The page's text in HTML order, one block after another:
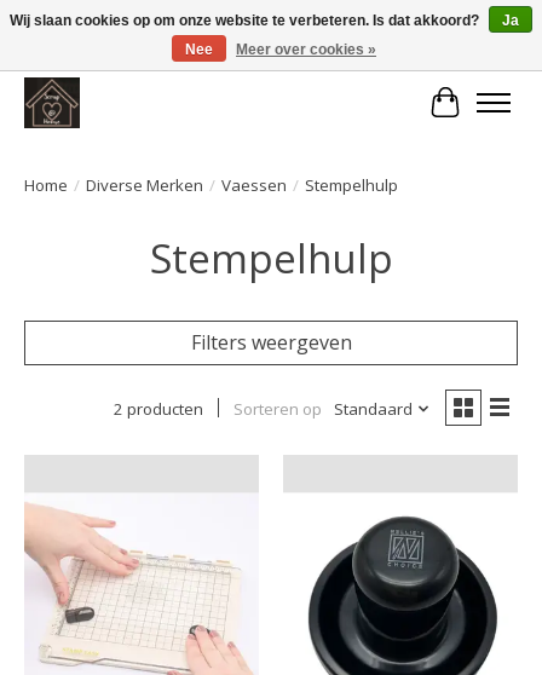
Large selection of products and fast shipping!
Home / Diverse Merken / Vaessen / Stempelhulp
Stempelhulp
Filters weergeven
2 producten Sorteren op Standaard
Wij slaan cookies op om onze website te verbeteren. Is dat akkoord?
Ja
Nee
Meer over cookies »